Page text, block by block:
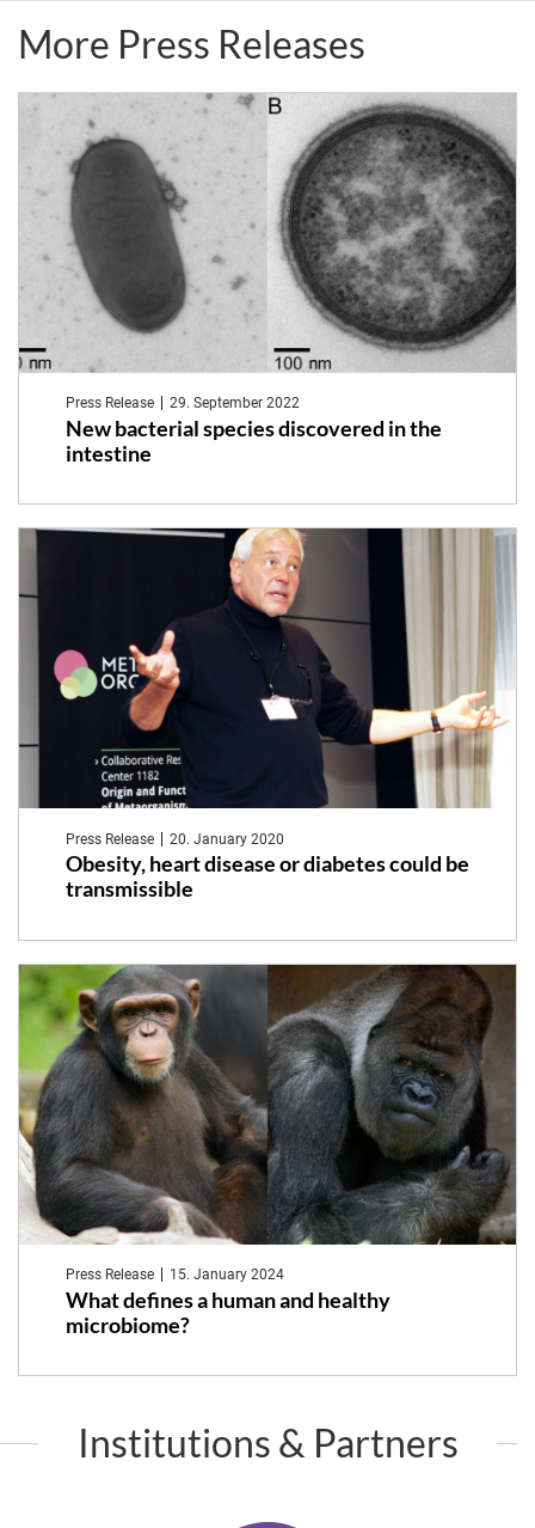
2017
More Press Releases
Press Release 29. September 2022
New bacterial species discovered in the
intestine
Press Release 20. January 2020
Obesity, heart disease or diabetes could be
transmissible
Press Release 15. January 2024
What defines a human and healthy
microbiome?
Institutions & Partners